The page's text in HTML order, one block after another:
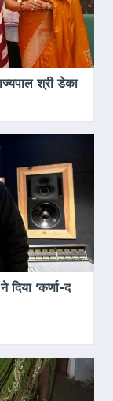
श्री डेका
दिया ‘कर्णा-द